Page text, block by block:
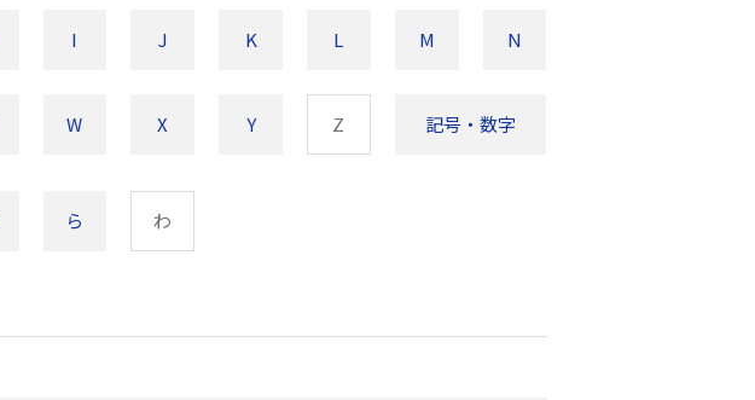
I J K L M N
W X Y Z 記号・数字
ら わ